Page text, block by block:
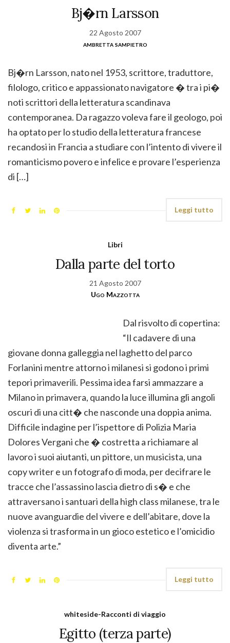
Bj�rn Larsson
22 Agosto 2007
ambretta sampietro
Bj�rn Larsson, nato nel 1953, scrittore, traduttore,
filologo, critico e appassionato navigatore � tra i pi�
noti scrittori della letteratura scandinava
contemporanea. Da ragazzo voleva fare il geologo, poi
ha optato per lo studio della letteratura francese
recandosi in Francia a studiare con l’intento di vivere il
romanticismo povero e infelice e provare l’esperienza
di […]
Leggi tutto
Libri
Dalla parte del torto
21 Agosto 2007
Ugo Mazzotta
Dal risvolto di copertina:
“Il cadavere di una
giovane donna galleggia nel laghetto del parco
Forlanini mentre attorno i milanesi si godono i primi
tepori primaverili. Pessima idea farsi ammazzare a
Milano in primavera, quando la luce illumina gli angoli
oscuri di una citt� che nasconde una doppia anima.
Difficile indagine per l’ispettore di Polizia Maria
Dolores Vergani che � costretta a richiamare al
lavoro i suoi aiutanti, un pittore, un musicista, una
copy writer e un fotografo di moda, per decifrare le
tracce che l’assassino lascia dietro di s� e che
attraversano i santuari della high class milanese, tra le
nuove avanguardie del vivere e dell’abitare, dove la
violenza si trasforma in un gioco estetico e l’omicidio
diventa arte.”
Leggi tutto
whiteside-Racconti di viaggio
Egitto (terza parte)